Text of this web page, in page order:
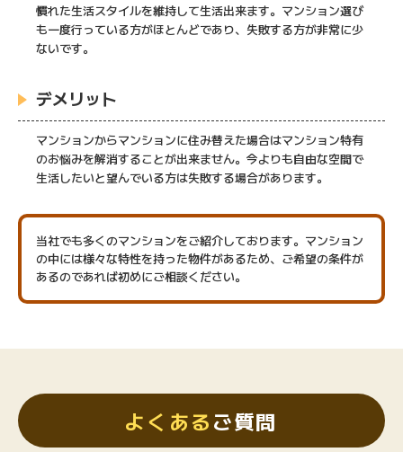
慣れた生活スタイルを維持して生活出来ます。マンション選び
も一度行っている方がほとんどであり、失敗する方が非常に少
ないです。
デメリット
マンションからマンションに住み替えた場合はマンション特有
のお悩みを解消することが出来ません。今よりも自由な空間で
生活したいと望んでいる方は失敗する場合があります。
当社でも多くのマンションをご紹介しております。マンション
の中には様々な特性を持った物件があるため、ご希望の条件が
あるのであれば初めにご相談ください。
よくあるご質問